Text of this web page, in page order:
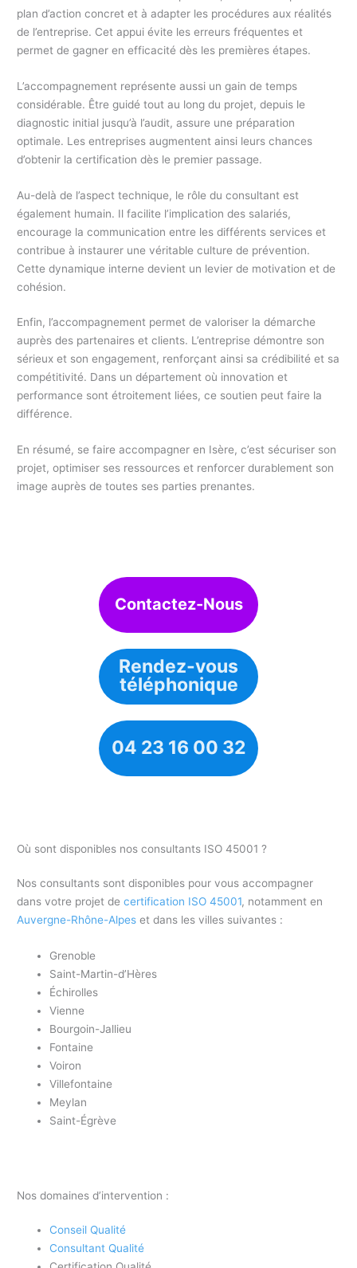
plan d’action concret et à adapter les procédures aux réalités
de l’entreprise. Cet appui évite les erreurs fréquentes et
permet de gagner en efficacité dès les premières étapes.
L’accompagnement représente aussi un gain de temps
considérable. Être guidé tout au long du projet, depuis le
diagnostic initial jusqu’à l’audit, assure une préparation
optimale. Les entreprises augmentent ainsi leurs chances
d’obtenir la certification dès le premier passage.
Au-delà de l’aspect technique, le rôle du consultant est
également humain. Il facilite l’implication des salariés,
encourage la communication entre les différents services et
contribue à instaurer une véritable culture de prévention.
Cette dynamique interne devient un levier de motivation et de
cohésion.
Enfin, l’accompagnement permet de valoriser la démarche
auprès des partenaires et clients. L’entreprise démontre son
sérieux et son engagement, renforçant ainsi sa crédibilité et sa
compétitivité. Dans un département où innovation et
performance sont étroitement liées, ce soutien peut faire la
différence.
En résumé, se faire accompagner en Isère, c’est sécuriser son
projet, optimiser ses ressources et renforcer durablement son
image auprès de toutes ses parties prenantes.
Contactez-Nous
Rendez-vous
téléphonique
04 23 16 00 32
Où sont disponibles nos consultants ISO 45001 ?
Nos consultants sont disponibles pour vous accompagner
dans votre projet decertification ISO 45001, notamment en
Auvergne-Rhône-Alpes et dans les villes suivantes :
Grenoble
Saint-Martin-d’Hères
Échirolles
Vienne
Bourgoin-Jallieu
Fontaine
Voiron
Villefontaine
Meylan
Saint-Égrève
Nos domaines d’intervention :
Conseil Qualité
Consultant Qualité